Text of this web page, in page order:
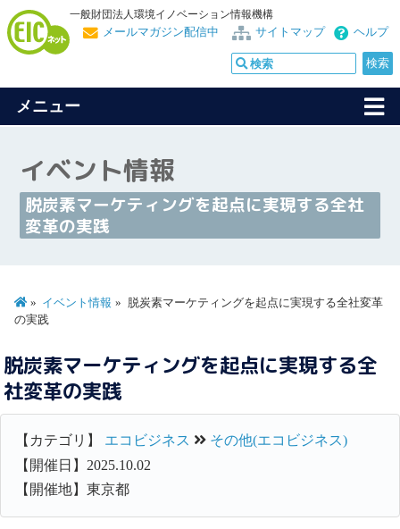
一般財団法人環境イノベーション情報機構
ヘルプ
サイトマップ
メールマガジン配信中
メニュー
イベント情報
脱炭素マーケティングを起点に実現する全社
変革の実践
イベント情報
脱炭素マーケティングを起点に実現する全社変革
の実践
脱炭素マーケティングを起点に実現する全
社変革の実践
【カテゴリ】 エコビジネス
その他(エコビジネス)
【開催日】2025.10.02
【開催地】東京都